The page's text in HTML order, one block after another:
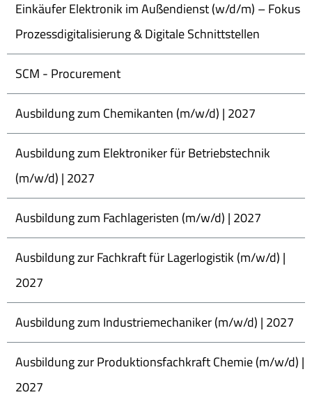
Einkäufer Elektronik im Außendienst (w/d/m) – Fokus
Prozessdigitalisierung & Digitale Schnittstellen
SCM - Procurement
Ausbildung zum Chemikanten (m/w/d) | 2027
Ausbildung zum Elektroniker für Betriebstechnik
(m/w/d) | 2027
Ausbildung zum Fachlageristen (m/w/d) | 2027
Ausbildung zur Fachkraft für Lagerlogistik (m/w/d) |
2027
Ausbildung zum Industriemechaniker (m/w/d) | 2027
Ausbildung zur Produktionsfachkraft Chemie (m/w/d) |
2027